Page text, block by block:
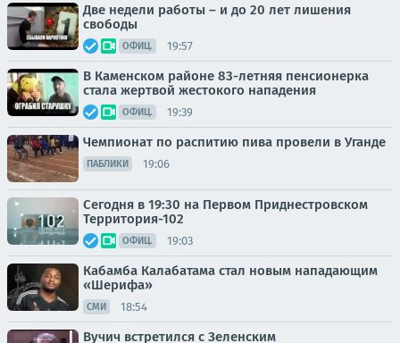
Две недели работы – и до 20 лет лишения
свободы
ОФИЦ. 19:57
В Каменском районе 83-летняя пенсионерка
стала жертвой жестокого нападения
ОФИЦ. 19:39
Чемпионат по распитию пива провели в Уганде
ПАБЛИКИ 19:06
Сегодня в 19:30 на Первом Приднестровском
Территория-102
ОФИЦ. 19:03
Кабамба Калабатама стал новым нападающим
«Шерифа»
СМИ 18:54
Вучич встретился с Зеленским